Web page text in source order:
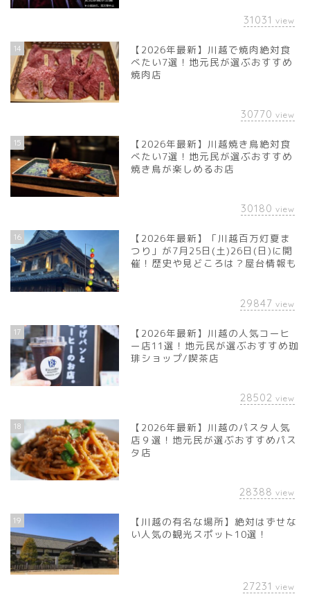
31031 view
14
【2026年最新】川越で焼肉絶対食
べたい7選！地元民が選ぶおすすめ
焼肉店
30770 view
15
【2026年最新】川越焼き鳥絶対食
べたい7選！地元民が選ぶおすすめ
焼き鳥が楽しめるお店
30180 view
16
【2026年最新】「川越百万灯夏ま
つり」が7月25日(土)26日(日)に開
催！歴史や見どころは？屋台情報も
29847 view
17
【2026年最新】川越の人気コーヒ
ー店11選！地元民が選ぶおすすめ珈
琲ショップ/喫茶店
28502 view
18
【2026年最新】川越のパスタ人気
店９選！地元民が選ぶおすすめパス
タ店
28388 view
19
【川越の有名な場所】絶対はずせな
い人気の観光スポット10選！
27231 view